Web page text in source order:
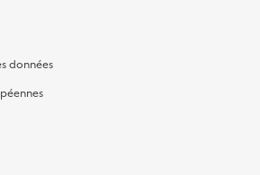
données